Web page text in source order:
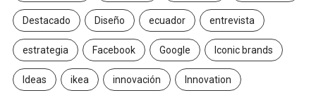
Destacado Diseño ecuador entrevista
estrategia Facebook Google Iconic brands
Ideas ikea innovación Innovation